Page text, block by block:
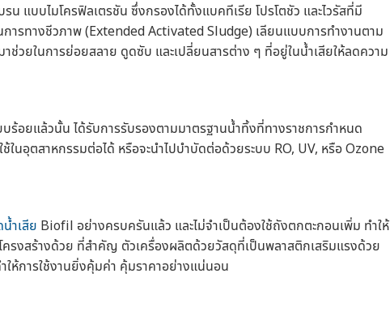
น แบบไมโครฟิลเตรชัน ซึ่งกรองได้ทั้งแบคทีเรีย โปรโตชัว และไวรัสที่มี
ารทางชีวภาพ (Extended Activated Sludge) เลียนแบบการทำงานตาม
ช่วยในการย่อยสลาย ดูดซับ และเปลี่ยนสารต่าง ๆ ที่อยู่ในน้ำเสียให้ลดความ
ร้อยแล้วนั้น ได้รับการรับรองตามมาตรฐานน้ำทิ้งที่ทางราชการกำหนด
ในอุตสาหกรรมต่อได้ หรือจะนำไปบำบัดต่อด้วยระบบ RO, UV, หรือ Ozone
ำเสีย Biofil อย่างครบครันแล้ว และไม่จำเป็นต้องใช้ถังตกตะกอนเพิ่ม ทำให้
รงสร้างด้วย ที่สำคัญ ตัวเครื่องผลิตด้วยวัสดุที่เป็นพลาสติกเสริมแรงด้วย
ห้การใช้งานยิ่งคุ้มค่า คุ้มราคาอย่างแน่นอน